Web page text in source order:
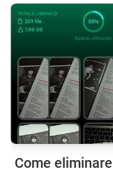
Come